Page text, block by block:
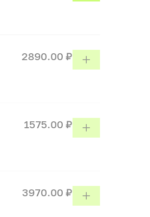
2890.00 ₽
1575.00 ₽
3970.00 ₽